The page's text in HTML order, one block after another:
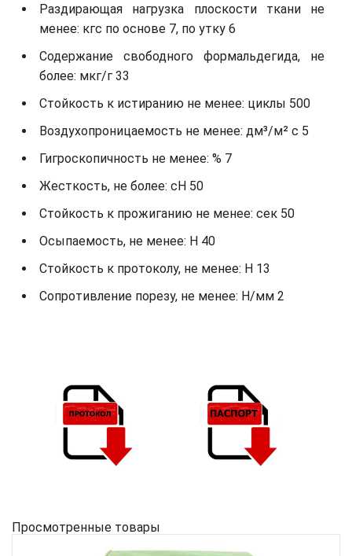
Раздирающая нагрузка плоскости ткани не
менее: кгс по основе 7, по утку 6
Содержание свободного формальдегида, не
более: мкг/г 33
Стойкость к истиранию не менее: циклы 500
Воздухопроницаемость не менее: дм³/м² с 5
Гигроскопичность не менее: % 7
Жесткость, не более: cH 50
Стойкость к прожиганию не менее: сек 50
Осыпаемость, не менее: H 40
Стойкость к протоколу, не менее: H 13
Сопротивление порезу, не менее: Н/мм 2
Просмотренные товары